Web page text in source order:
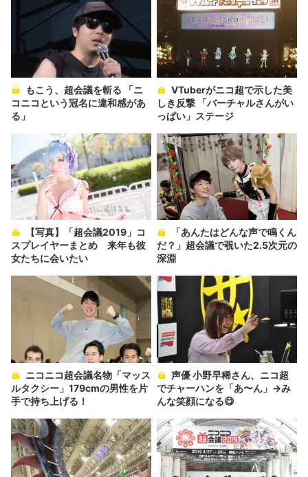
コニコという冠名に違和感があ
る」
しき反撃 「バーチャルさんがい
っぱい」ステージ
スプレイヤーまとめ 来年も彼
女たちに会いたい
だ？」超会議で覗いた2.5次元の
深淵
ルタクシー」179cmの男性を片
手で持ち上げる！
でチャーハンを「あ〜ん」→み
んな笑顔になる😋